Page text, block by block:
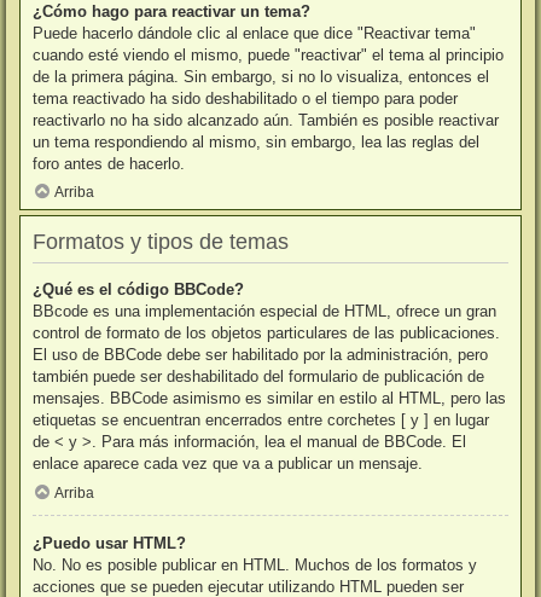
¿Cómo hago para reactivar un tema?
Puede hacerlo dándole clic al enlace que dice "Reactivar tema"
cuando esté viendo el mismo, puede "reactivar" el tema al principio
de la primera página. Sin embargo, si no lo visualiza, entonces el
tema reactivado ha sido deshabilitado o el tiempo para poder
reactivarlo no ha sido alcanzado aún. También es posible reactivar
un tema respondiendo al mismo, sin embargo, lea las reglas del
foro antes de hacerlo.
Arriba
Formatos y tipos de temas
¿Qué es el código BBCode?
BBcode es una implementación especial de HTML, ofrece un gran
control de formato de los objetos particulares de las publicaciones.
El uso de BBCode debe ser habilitado por la administración, pero
también puede ser deshabilitado del formulario de publicación de
mensajes. BBCode asimismo es similar en estilo al HTML, pero las
etiquetas se encuentran encerrados entre corchetes [ y ] en lugar
de < y >. Para más información, lea el manual de BBCode. El
enlace aparece cada vez que va a publicar un mensaje.
Arriba
¿Puedo usar HTML?
No. No es posible publicar en HTML. Muchos de los formatos y
acciones que se pueden ejecutar utilizando HTML pueden ser